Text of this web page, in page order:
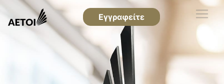
Εγγραφείτε